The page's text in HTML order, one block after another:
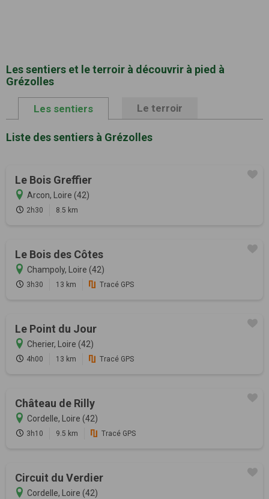
Les sentiers et le terroir à découvrir à pied à
Grézolles
Les sentiers Le terroir
Liste des sentiers à Grézolles
Le Bois Greffier
Arcon, Loire (42)
2h30 8.5 km
Le Bois des Côtes
Champoly, Loire (42)
3h30 13 km Tracé GPS
Le Point du Jour
Cherier, Loire (42)
4h00 13 km Tracé GPS
Château de Rilly
Cordelle, Loire (42)
3h10 9.5 km Tracé GPS
Circuit du Verdier
Cordelle, Loire (42)